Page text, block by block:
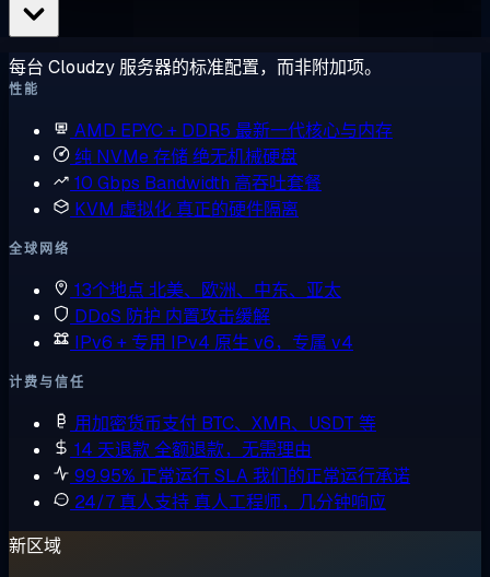
每台 Cloudzy 服务器的标准配置，而非附加项。
性能
AMD EPYC + DDR5 最新一代核心与内存
纯 NVMe 存储绝无机械硬盘
10 Gbps Bandwidth 高吞吐套餐
KVM 虚拟化 真正的硬件隔离
全球网络
13个地点 北美、欧洲、中东、亚太
DDoS 防护 内置攻击缓解
IPv6 + 专用 IPv4 原生 v6，专属 v4
计费与信任
用加密货币支付 BTC、XMR、USDT 等
14 天退款全额退款，无需理由
99.95% 正常运行 SLA我们的正常运行承诺
24/7 真人支持 真人工程师，几分钟响应
新区域